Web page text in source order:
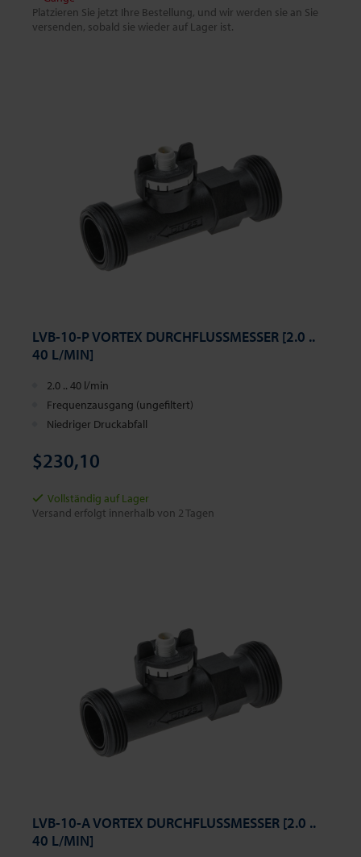
Platzieren Sie jetzt Ihre Bestellung, und wir werden sie an Sie
versenden, sobald sie wieder auf Lager ist.
LVB-10-P VORTEX DURCHFLUSSMESSER [2.0 ..
40 L/MIN]
2.0 .. 40 l/min
Frequenzausgang (ungefiltert)
Niedriger Druckabfall
$230,10
Vollständig auf Lager
Versand erfolgt innerhalb von 2 Tagen
LVB-10-A VORTEX DURCHFLUSSMESSER [2.0 ..
40 L/MIN]